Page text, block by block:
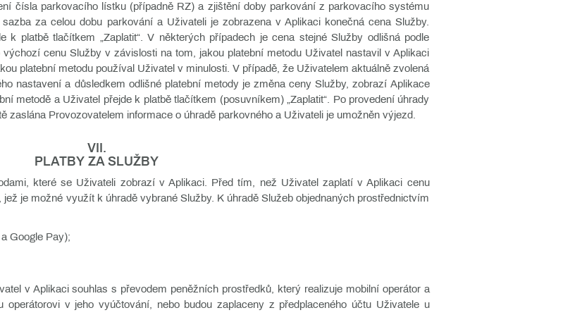
čísla parkovacího lístku (případně RZ) a zjištění doby parkování z parkovacího systému
za celou dobu parkování a Uživateli je zobrazena v Aplikaci konečná cena Služby.
k platbě tlačítkem „Zaplatit“. V některých případech je cena stejné Služby odlišná podle
cenu Služby v závislosti na tom, jakou platební metodu Uživatel nastavil v Aplikaci
platební metodu používal Uživatel v minulosti. V případě, že Uživatelem aktuálně zvolená
nastavení a důsledkem odlišné platební metody je změna ceny Služby, zobrazí Aplikace
metodě a Uživatel přejde k platbě tlačítkem (posuvníkem) „Zaplatit“. Po provedení úhrady
Provozovatelem informace o úhradě parkovného a Uživateli je umožněn výjezd.
VII.
PLATBY ZA SLUŽBY
které se Uživateli zobrazí v Aplikaci. Před tím, než Uživatel zaplatí v Aplikaci cenu
je možné využít k úhradě vybrané Služby. K úhradě Služeb objednaných prostřednictvím
Google Pay);
v Aplikaci souhlas s převodem peněžních prostředků, který realizuje mobilní operátor a
operátorovi v jeho vyúčtování, nebo budou zaplaceny z předplaceného účtu Uživatele u